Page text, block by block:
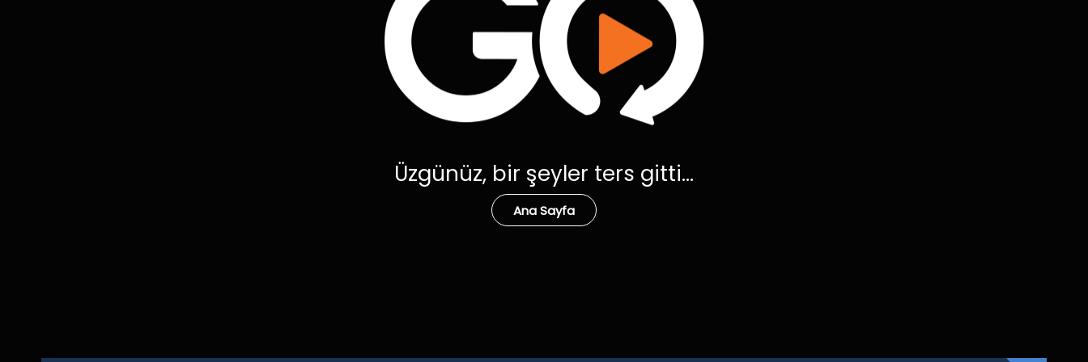
Üzgünüz, bir şeyler ters gitti...
Ana Sayfa